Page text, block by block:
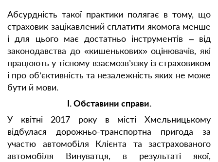
Абсурдність такої практики полягає в тому, що
страховик зацікавлений сплатити якомога менше
і для цього має достатньо інструментів – від
законодавства до «кишенькових» оцінювачів, які
працюють у тісному взаємозв’язку із страховиком
і про об’єктивність та незалежність яких не може
бути й мови.
І. Обставини справи.
У квітні 2017 року в місті Хмельницькому
відбулася дорожньо-транспортна пригода за
участю автомобіля Клієнта та застрахованого
автомобіля Винуватця, в результаті якої,